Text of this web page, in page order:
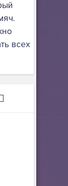
всех